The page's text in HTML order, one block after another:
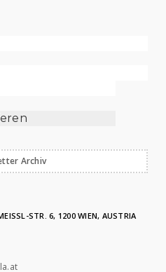
Archiv
STR. 6, 1200 WIEN, AUSTRIA